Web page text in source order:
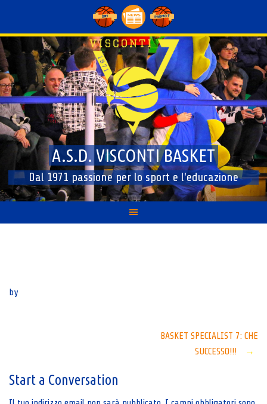
content
A.S.D. VISCONTI BASKET
Dal 1971 passione per lo sport e l'educazione
by
BASKET SPECIALIST 7: CHE
SUCCESSO!!!
→
Start a Conversation